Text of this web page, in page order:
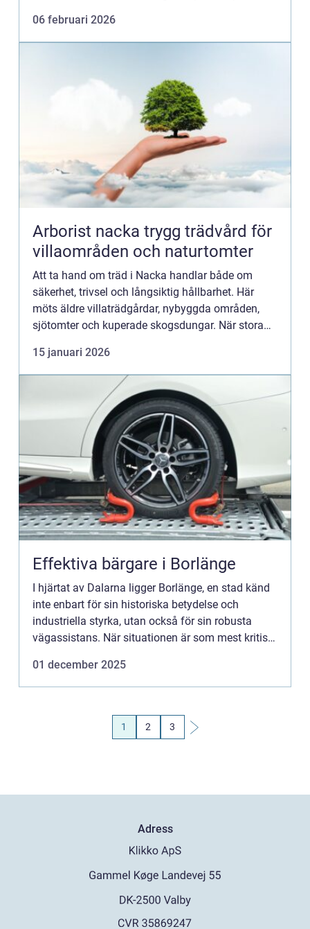
06 februari 2026
Arborist nacka trygg trädvård för
villaområden och naturtomter
Att ta hand om träd i Nacka handlar både om
säkerhet, trivsel och långsiktig hållbarhet. Här
möts äldre villaträdgårdar, nybyggda områden,
sjötomter och kuperade skogsdungar. När stora
räcker det s...
15 januari 2026
Effektiva bärgare i Borlänge
I hjärtat av Dalarna ligger Borlänge, en stad känd
inte enbart för sin historiska betydelse och
industriella styrka, utan också för sin robusta
vägassistans. När situationen är som mest kritisk
01 december 2025
1 2 3
Adress